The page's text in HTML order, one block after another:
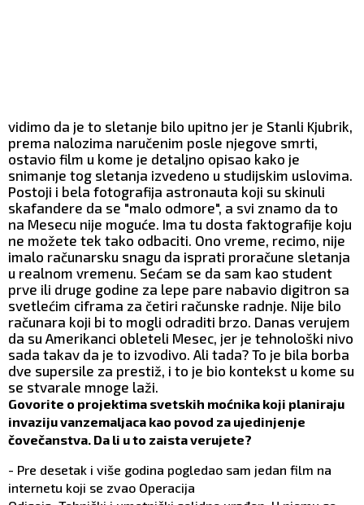
vidimo da je to sletanje bilo upitno jer je Stanli Kjubrik,
prema nalozima naručenim posle njegove smrti,
ostavio film u kome je detaljno opisao kako je
snimanje tog sletanja izvedeno u studijskim uslovima.
Postoji i bela fotografija astronauta koji su skinuli
skafandere da se "malo odmore", a svi znamo da to
na Mesecu nije moguće. Ima tu dosta faktografije koju
ne možete tek tako odbaciti. Ono vreme, recimo, nije
imalo računarsku snagu da isprati proračune sletanja
u realnom vremenu. Sećam se da sam kao student
prve ili druge godine za lepe pare nabavio digitron sa
svetlećim ciframa za četiri računske radnje. Nije bilo
računara koji bi to mogli odraditi brzo. Danas verujem
da su Amerikanci obleteli Mesec, jer je tehnološki nivo
sada takav da je to izvodivo. Ali tada? To je bila borba
dve supersile za prestiž, i to je bio kontekst u kome su
se stvarale mnoge laži.
Govorite o projektima svetskih moćnika koji planiraju
invaziju vanzemaljaca kao povod za ujedinjenje
čovečanstva. Da li u to zaista verujete?
- Pre desetak i više godina pogledao sam jedan film na
internetu koji se zvao Operacija